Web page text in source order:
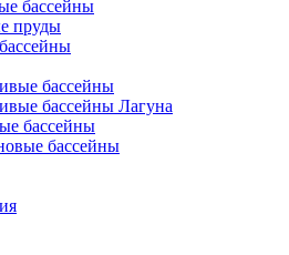
бассейны
пруды
бассейны
бассейны Лагуна
бассейны
бассейны